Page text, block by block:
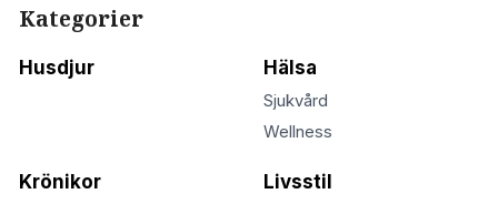
Kategorier
Husdjur Hälsa
Sjukvård
Wellness
Krönikor Livsstil